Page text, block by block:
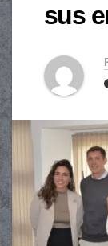
sus